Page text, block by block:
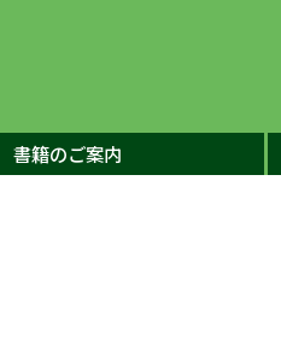
書籍のご案内